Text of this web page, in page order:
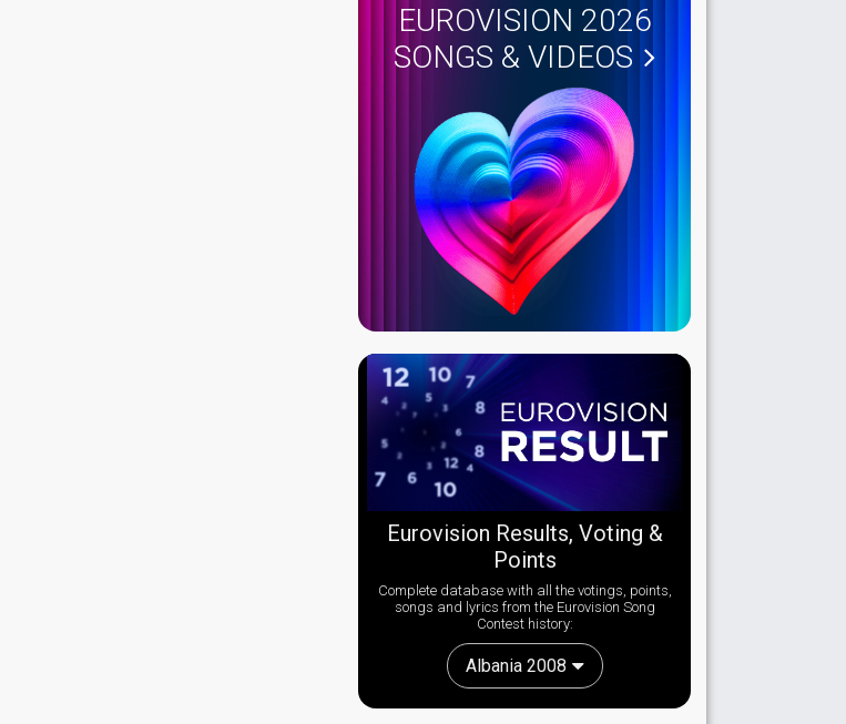
EUROVISION 2026
SONGS & VIDEOS
Eurovision Results, Voting &
Points
Complete database with all the votings, points,
songs and lyrics from the Eurovision Song
Contest history:
Albania 2008